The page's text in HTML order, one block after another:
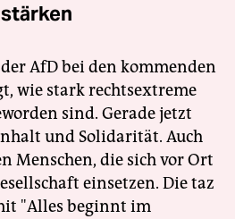
AfD bei den kommenden
wie stark rechtsextreme
sind. Gerade jetzt
und Solidarität. Auch
Menschen, die sich vor Ort
einsetzen. Die taz
"Alles beginnt im